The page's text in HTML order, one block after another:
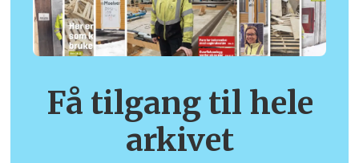
Få tilgang til hele
arkivet